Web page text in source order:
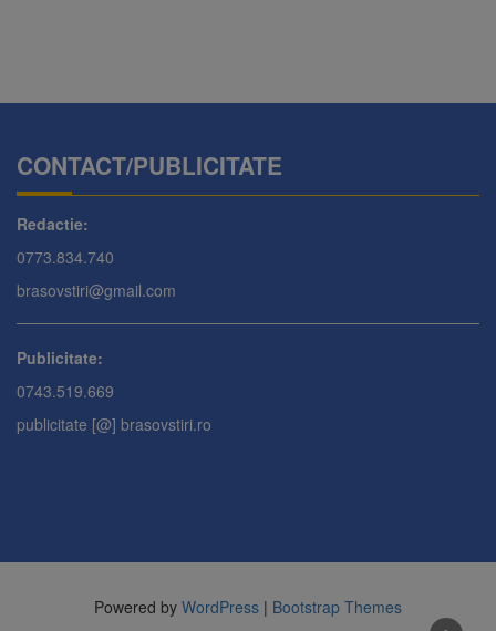
CONTACT/PUBLICITATE
Redactie:
0773.834.740
brasovstiri@gmail.com
Publicitate:
0743.519.669
publicitate [@] brasovstiri.ro
Powered by WordPress | Bootstrap Themes